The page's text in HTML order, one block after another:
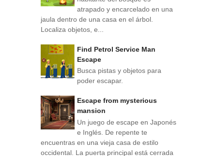
atrapado y encarcelado en una
jaula dentro de una casa en el árbol.
Localiza objetos, e...
Find Petrol Service Man
Escape
Busca pistas y objetos para
poder escapar.
Escape from mysterious
mansion
Un juego de escape en Japonés
e Inglés. De repente te
encuentras en una vieja casa de estilo
occidental. La puerta principal está cerrada